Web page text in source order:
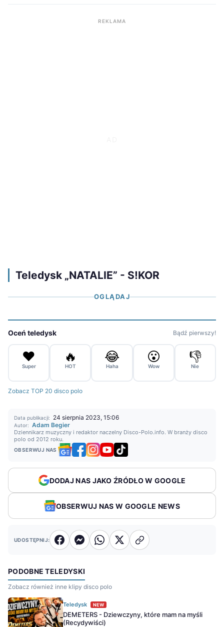
REKLAMA
Teledysk „NATALIE” - S!KOR
OGLĄDAJ
Oceń teledysk Bądź pierwszy!
❤️
Super
🔥
HOT
😂
Haha
😮
Wow
👎
Nie
Zobacz TOP 20 disco polo
Data publikacji: 24 sierpnia 2023, 15:06
Autor: Adam Begier
Dziennikarz muzyczny i redaktor naczelny Disco-Polo.info. W branży disco
polo od 2012 roku.
OBSERWUJ NAS
DODAJ NAS JAKO ŹRÓDŁO W GOOGLE
OBSERWUJ NAS W GOOGLE NEWS
UDOSTĘPNIJ:
PODOBNE TELEDYSKI
Zobacz również inne klipy disco polo
Teledysk NEW
DEMETERS - Dziewczyny, które mam na myśli
(Recydywiści)